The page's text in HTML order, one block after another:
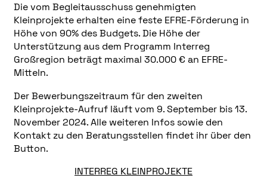
Die vom Begleitausschuss genehmigten
Kleinprojekte erhalten eine feste EFRE-Förderung in
Höhe von 90% des Budgets. Die Höhe der
Unterstützung aus dem Programm Interreg
Großregion beträgt maximal 30.000 € an EFRE-
Mitteln.
Der Bewerbungszeitraum für den zweiten
Kleinprojekte-Aufruf läuft vom 9. September bis 13.
November 2024. Alle weiteren Infos sowie den
Kontakt zu den Beratungsstellen findet ihr über den
Button.
INTERREG KLEINPROJEKTE